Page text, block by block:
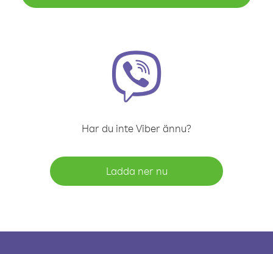
Har du inte Viber ännu?
Ladda ner nu